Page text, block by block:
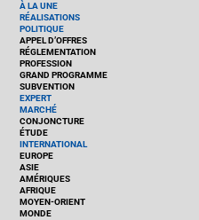
À LA UNE
RÉALISATIONS
POLITIQUE
APPEL D’OFFRES
RÉGLEMENTATION
PROFESSION
GRAND PROGRAMME
SUBVENTION
EXPERT
MARCHÉ
CONJONCTURE
ÉTUDE
INTERNATIONAL
EUROPE
ASIE
AMÉRIQUES
AFRIQUE
MOYEN-ORIENT
MONDE